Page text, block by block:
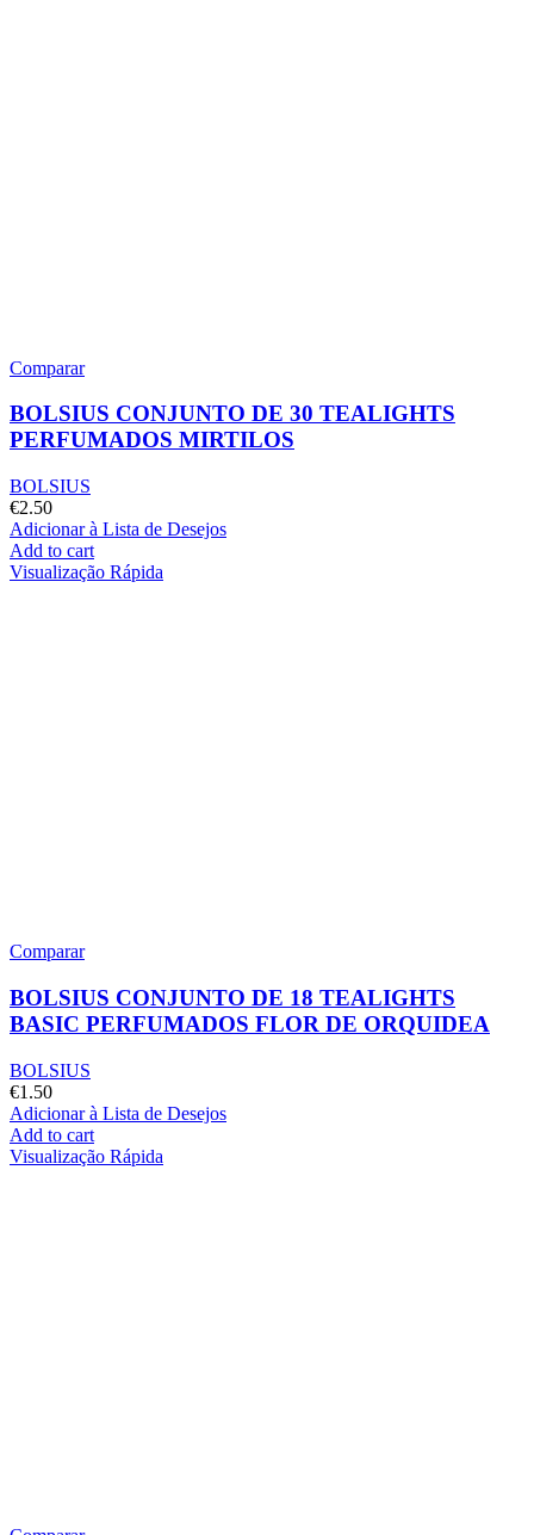
Comparar
BOLSIUS CONJUNTO DE 30 TEALIGHTS
PERFUMADOS MIRTILOS
BOLSIUS
€2.50
Adicionar à Lista de Desejos
Add to cart
Visualização Rápida
Comparar
BOLSIUS CONJUNTO DE 18 TEALIGHTS
BASIC PERFUMADOS FLOR DE ORQUIDEA
BOLSIUS
€1.50
Adicionar à Lista de Desejos
Add to cart
Visualização Rápida